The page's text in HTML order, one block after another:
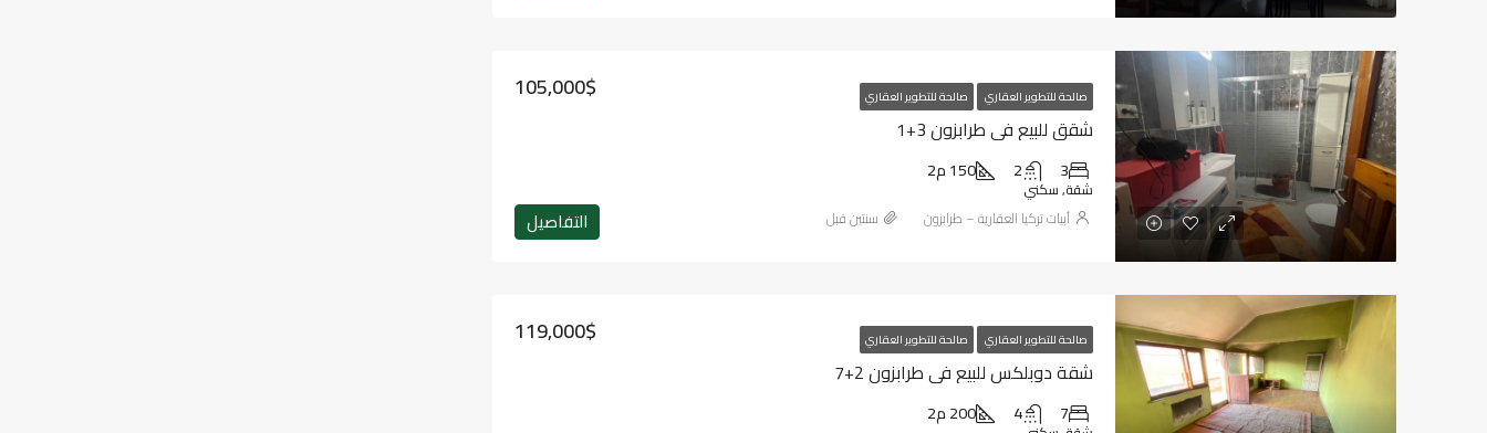
صالحة للتطوير العقاري صالحة للتطوير العقاري
شقق للبيع في طرابزون 3+1
105,000$
3
2 150 م2
شقة, سكني
التفاصيل أبيات تركيا العقارية – طرابزون ‏سنتين قبل
صالحة للتطوير العقاري صالحة للتطوير العقاري
شقة دوبلكس للبيع في طرابزون 2+7
119,000$
7
4 200 م2